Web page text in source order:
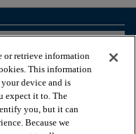
or retrieve information
This information
device and is
expect it to. The
you, but it can
Because we